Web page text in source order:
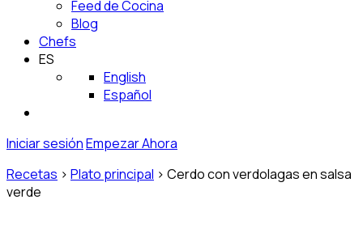
Feed de Cocina
Blog
Chefs
ES
English
Español
Iniciar sesiónEmpezar Ahora
Recetas > Plato principal > Cerdo con verdolagas en salsa
verde